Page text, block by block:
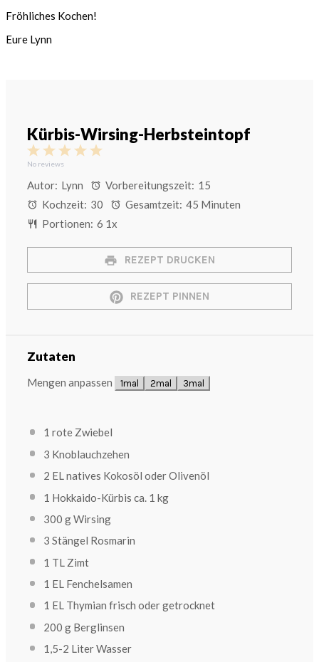
Fröhliches Kochen!
Eure Lynn
Kürbis-Wirsing-Herbsteintopf
5
4
3
2
Stars
1
Star
No reviews
Autor: Lynn Vorbereitungszeit: 15
Kochzeit: 30 Gesamtzeit: 45 Minuten
Portionen: 6 1x
REZEPT DRUCKEN
REZEPT PINNEN
Zutaten
Mengen anpassen 1mal 2mal 3mal
1 rote Zwiebel
3 Knoblauchzehen
2 EL natives Kokosöl oder Olivenöl
1 Hokkaido-Kürbis ca. 1 kg
300 gWirsing
3 Stängel Rosmarin
1 TL Zimt
1 EL Fenchelsamen
1 EL Thymian frisch oder getrocknet
200 g Berglinsen
1 ,5-2 LiterWasser